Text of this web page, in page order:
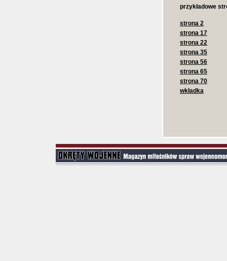
przykładowe
strona 2
strona 17
strona 22
strona 35
strona 56
strona 65
strona 70
wkładka